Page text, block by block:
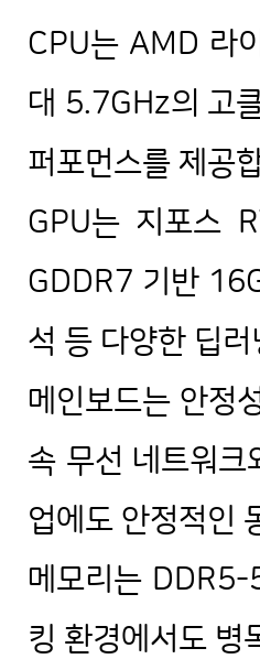
CPU는 AMD 라
대 5.7GHz의 고
퍼포먼스를 제공
GPU는 지포스
GDDR7 기반
석 등 다양한 딥
메인보드는 안정
속 무선 네트워크
업에도 안정적인
메모리는 DDR5-
킹 환경에서도 병